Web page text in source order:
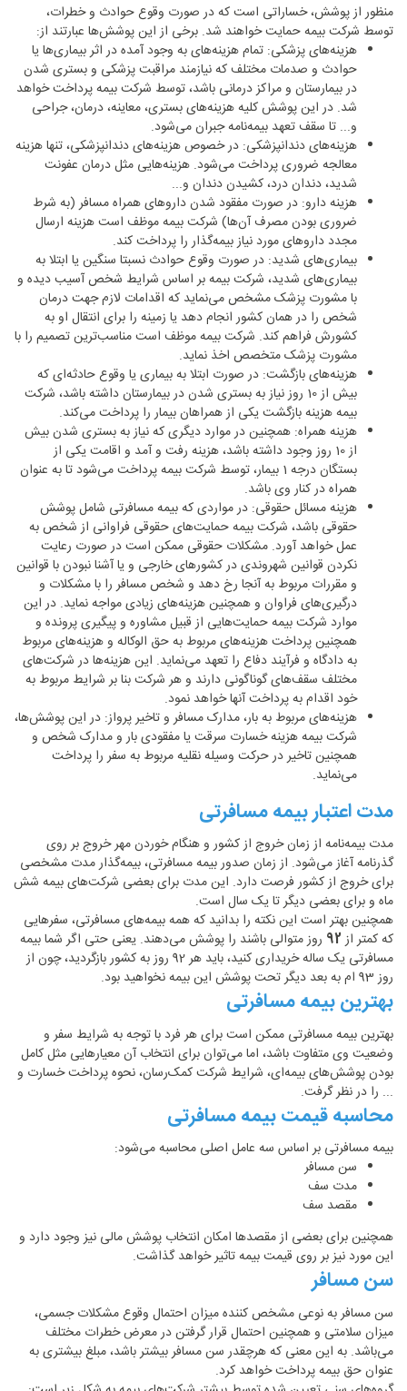
منظور از پوشش، خساراتی است که در صورت وقوع حوادث و خطرات،
توسط شرکت بیمه حمایت خواهند شد. برخی از این پوشش‌ها عبارتند از:
هزینه‌های پزشکی: تمام هزینه‌های به وجود آمده در اثر بیماری‌ها یا
حوادث و صدمات مختلف که نیازمند مراقبت پزشکی و بستری شدن
در بیمارستان و مراکز درمانی باشد، توسط شرکت بیمه پرداخت خواهد
شد. در این پوشش کلیه هزینه‌های بستری، معاینه، درمان، جراحی
و... تا سقف تعهد بیمه‌نامه جبران می‌شود.
هزینه‌های دندانپزشکی: در خصوص هزینه‌های دندانپزشکی، تنها هزینه
معالجه ضروری پرداخت می‌شود. هزینه‌هایی مثل درمان عفونت
شدید، دندان درد، کشیدن دندان و...
هزینه دارو: در صورت مفقود شدن داروهای همراه مسافر (به شرط
ضروری بودن مصرف آن‌ها) شرکت بیمه موظف است هزینه ارسال
مجدد داروهای مورد نیاز بیمه‌گذار را پرداخت کند.
بیماری‌های شدید: در صورت وقوع حوادث نسبتا سنگین یا ابتلا به
بیماری‌های شدید، شرکت بیمه بر اساس شرایط شخص آسیب دیده و
با مشورت پزشک مشخص می‌نماید که اقدامات لازم جهت درمان
شخص را در همان کشور انجام دهد یا زمینه را برای انتقال او به
کشورش فراهم کند. شرکت بیمه موظف است مناسب‌ترین تصمیم را با
مشورت پزشک متخصص اخذ نماید.
هزینه‌های بازگشت: در صورت ابتلا به بیماری یا وقوع حادثه‌ای که
بیش از 10 روز نیاز به بستری شدن در بیمارستان داشته باشد، شرکت
بیمه هزینه بازگشت یکی از همراهان بیمار را پرداخت می‌کند.
هزینه همراه: همچنین در موارد دیگری که نیاز به بستری شدن بیش
از 10 روز وجود داشته باشد، هزینه رفت و آمد و اقامت یکی از
بستگان درجه 1 بیمار، توسط شرکت بیمه پرداخت می‌شود تا به عنوان
همراه در کنار وی باشد.
هزینه مسائل حقوقی: در مواردی که بیمه مسافرتی شامل پوشش
حقوقی باشد، شرکت بیمه حمایت‌های حقوقی فراوانی از شخص به
عمل خواهد آورد. مشکلات حقوقی ممکن است در صورت رعایت
نکردن قوانین شهروندی در کشورهای خارجی و یا آشنا نبودن با قوانین
و مقررات مربوط به آنجا رخ دهد و شخص مسافر را با مشکلات و
درگیری‌های فراوان و همچنین هزینه‌های زیادی مواجه نماید. در این
موارد شرکت بیمه حمایت‌هایی از قبیل مشاوره و پیگیری پرونده و
همچنین پرداخت هزینه‌های مربوط به حق الوکاله و هزینه‌های مربوط
به دادگاه و فرآیند دفاع را تعهد می‌نماید. این هزینه‌ها در شرکت‌های
مختلف سقف‌های گوناگونی دارند و هر شرکت بنا بر شرایط مربوط به
خود اقدام به پرداخت آنها خواهد نمود.
هزینه‌های مربوط به بار، مدارک مسافر و تاخیر پرواز: در این پوشش‌ها،
شرکت بیمه هزینه خسارت سرقت یا مفقودی بار و مدارک شخص و
همچنین تاخیر در حرکت وسیله نقلیه مربوط به سفر را پرداخت
می‌نماید.
مدت اعتبار بیمه‌ مسافرتی
مدت بیمه‌نامه از زمان خروج از کشور و هنگام خوردن مهر خروج بر روی
گذرنامه آغاز می‌شود. از زمان صدور بیمه مسافرتی، بیمه‌گذار مدت مشخصی
برای خروج از کشور فرصت دارد. این مدت برای بعضی شرکت‌های بیمه شش
ماه و برای بعضی دیگر تا یک سال است.
همچنین بهتر است این نکته را بدانید که همه بیمه‌های مسافرتی، سفرهایی
که کمتر از92 روز متوالی باشند را پوشش می‌دهند. یعنی حتی اگر شما بیمه
مسافرتی یک ساله خریداری کنید، باید هر 92 روز به کشور بازگردید، چون از
روز 93 ام به بعد دیگر تحت پوشش این بیمه نخواهید بود.
بهترین بیمه مسافرتی
بهترین بیمه مسافرتی ممکن است برای هر فرد با توجه به شرایط سفر و
وضعیت وی متفاوت باشد، اما می‌توان برای انتخاب آن معیارهایی مثل کامل
بودن پوشش‌های بیمه‌ای، شرایط شرکت کمک‌رسان، نحوه پرداخت خسارت و
... را در نظر گرفت.
محاسبه قیمت بیمه مسافرتی
بیمه مسافرتی بر اساس سه عامل اصلی محاسبه می‌شود:
سن مسافر
مدت سف
مقصد سف
همچنین برای بعضی از مقصدها امکان انتخاب پوشش مالی نیز وجود دارد و
این مورد نیز بر روی قیمت بیمه تاثیر خواهد گذاشت.
سن مسافر
سن مسافر به نوعی مشخص کننده میزان احتمال وقوع مشکلات جسمی،
میزان سلامتی و همچنین احتمال قرار گرفتن در معرض خطرات مختلف
می‌باشد. به این معنی که هرچقدر سن مسافر بیشتر باشد، مبلغ بیشتری به
عنوان حق بیمه پرداخت خواهد کرد.